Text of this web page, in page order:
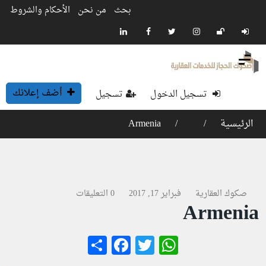
بحث من نحن الأحكام والشروط
تسجيل الدخول تسجيل
أضف إعلانك
الرئيسية
Armenia
صكوك العقارية فبراير 17, 2017 0 التعليقات
Armenia
WhatsApp
Twitter
Facebook